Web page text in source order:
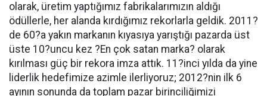
olarak, üretim yaptığımız fabrikalarımızın aldığı
ödüllerle, her alanda kırdığımız rekorlarla geldik. 2011?
de 60?a yakın markanın kıyasıya yarıştığı pazarda üst
üste 10?uncu kez ?En çok satan marka? olarak
kırılması güç bir rekora imza attık. 11?inci yılda da yine
liderlik hedefimize azimle ilerliyoruz; 2012?nin ilk 6
ayının sonunda da toplam pazar birinciliğimizi